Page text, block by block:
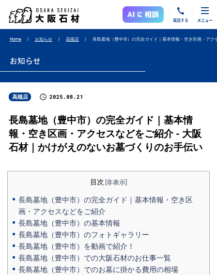
電話する メニュー
Home お知らせ 高槻店 長島墓地（豊中市）の完全ガイド｜基本情報・空き区画・アク
お知らせ
高槻店 2025.08.21
長島墓地（豊中市）の完全ガイド｜基本情
報・空き区画・アクセスなどをご紹介 - 大阪
石材｜かけがえのないお墓づくりのお手伝い
目次 非表示
長島墓地（豊中市）の完全ガイド｜基本情報・空き区
画・アクセスなどをご紹介
長島墓地（豊中市）の基本情報
長島墓地（豊中市）のフォトギャラリー
長島墓地（豊中市）を動画で紹介！
長島墓地（豊中市）での大阪石材のお仕事一覧
長島墓地（豊中市）でのお墓に掛かる費用の相場